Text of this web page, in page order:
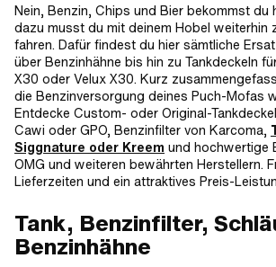
Nein, Benzin, Chips und Bier bekommst du
dazu musst du mit deinem Hobel weiterhin
fahren. Dafür findest du hier sämtliche
über Benzinhähne bis hin zu Tankdeckeln
X30 oder Velux X30. Kurz
die Benzinversorgung deines Puch-Mofas
Entdecke Custom- oder Original-
Cawi oder GPO, Benzinfilter von Karcoma,
Siggnature oder Kreem und hochwertige
OMG und weiteren bewährten Herstellern.
Lieferzeiten und ein attraktives Preis-
Tank, Benzinfilter,
Benzinhähne